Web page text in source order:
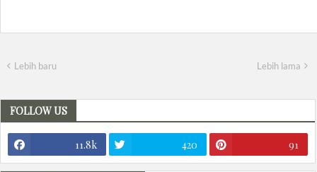
Lebih baru Lebih lama
FOLLOW US
11.8k 420 91